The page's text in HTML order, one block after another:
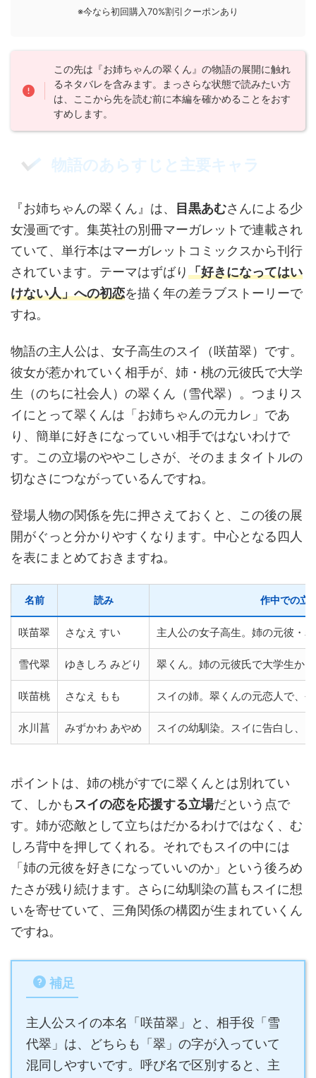
※今なら初回購入70%割引クーポンあり
この先は『お姉ちゃんの翠くん』の物語の展開に触れ
るネタバレを含みます。まっさらな状態で読みたい方
は、ここから先を読む前に本編を確かめることをおす
すめします。
物語のあらすじと主要キャラ
『お姉ちゃんの翠くん』は、 目黒あむさんによる少
女漫画です。集英社の別冊マーガレットで連載され
ていて、単行本はマーガレットコミックスから刊行
されています。テーマはずばり「好きになってはい
けない人」への初恋を描く年の差ラブストーリーで
すね。
物語の主人公は、女子高生のスイ（咲苗翠）です。
彼女が惹かれていく相手が、姉・桃の元彼氏で大学
生（のちに社会人）の翠くん（雪代翠）。つまりス
イにとって翠くんは「お姉ちゃんの元カレ」であ
り、簡単に好きになっていい相手ではないわけで
す。この立場のややこしさが、そのままタイトルの
切なさにつながっているんですね。
登場人物の関係を先に押さえておくと、この後の展
開がぐっと分かりやすくなります。中心となる四人
を表にまとめておきますね。
名前 読み 作中での立
咲苗翠 さなえ すい 主人公の女子高生。姉の元彼・
雪代翠 ゆきしろ みどり 翠くん。姉の元彼氏で大学生か
咲苗桃 さなえ もも スイの姉。翠くんの元恋人で、
水川菖 みずかわ あやめ スイの幼馴染。スイに告白し、
ポイントは、姉の桃がすでに翠くんとは別れてい
て、しかも スイの恋を応援する立場だという点で
す。姉が恋敵として立ちはだかるわけではなく、む
しろ背中を押してくれる。それでもスイの中には
「姉の元彼を好きになっていいのか」という後ろめ
たさが残り続けます。さらに幼馴染の菖もスイに想
いを寄せていて、三角関係の構図が生まれていくん
ですね。
補足
主人公スイの本名「咲苗翠」と、相手役「雪
代翠」は、どちらも「翠」の字が入っていて
混同しやすいです。呼び名で区別すると、主